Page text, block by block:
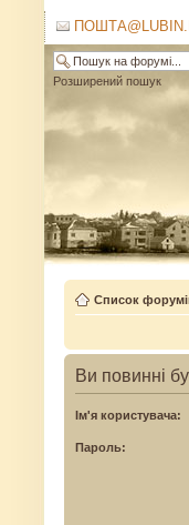
Розширений пошук
Список
Ви повинні
Ім'я користувача:
Пароль: